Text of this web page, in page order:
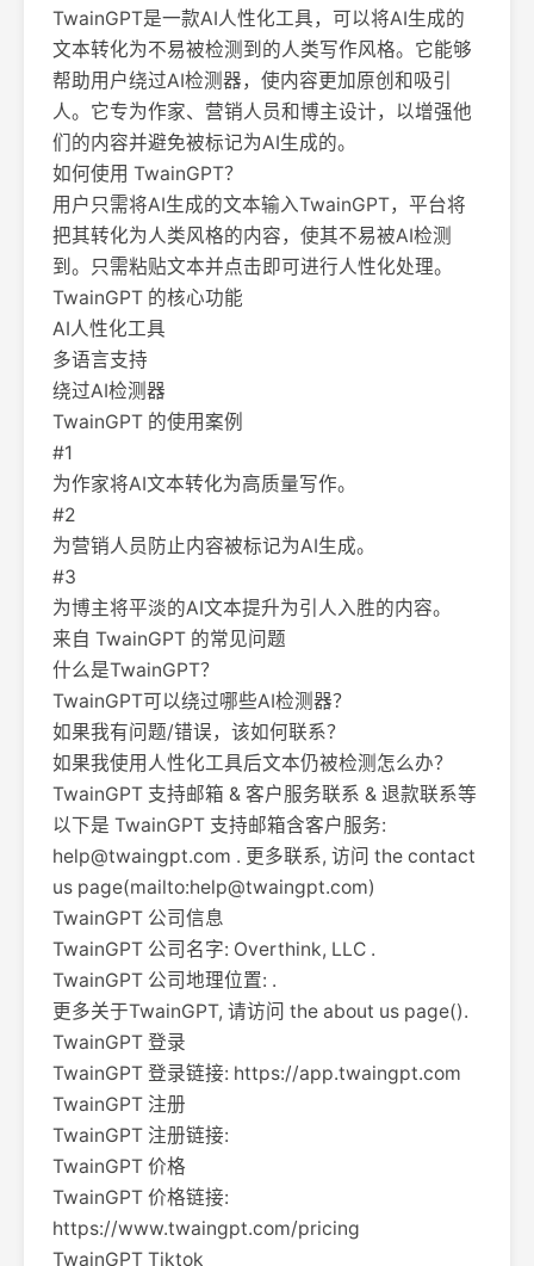
TwainGPT是一款AI人性化工具，可以将AI生成的
文本转化为不易被检测到的人类写作风格。它能够
帮助用户绕过AI检测器，使内容更加原创和吸引
人。它专为作家、营销人员和博主设计，以增强他
们的内容并避免被标记为AI生成的。
如何使用 TwainGPT？
用户只需将AI生成的文本输入TwainGPT，平台将
把其转化为人类风格的内容，使其不易被AI检测
到。只需粘贴文本并点击即可进行人性化处理。
TwainGPT 的核心功能
AI人性化工具
多语言支持
绕过AI检测器
TwainGPT 的使用案例
#1
为作家将AI文本转化为高质量写作。
#2
为营销人员防止内容被标记为AI生成。
#3
为博主将平淡的AI文本提升为引人入胜的内容。
来自 TwainGPT 的常见问题
什么是TwainGPT？
TwainGPT可以绕过哪些AI检测器？
如果我有问题/错误，该如何联系？
如果我使用人性化工具后文本仍被检测怎么办？
TwainGPT 支持邮箱 & 客户服务联系 & 退款联系等
以下是 TwainGPT 支持邮箱含客户服务:
help@twaingpt.com . 更多联系, 访问 the contact
us page(mailto:help@twaingpt.com)
TwainGPT 公司信息
TwainGPT 公司名字: Overthink, LLC .
TwainGPT 公司地理位置: .
更多关于TwainGPT, 请访问 the about us page().
TwainGPT 登录
TwainGPT 登录链接: https://app.twaingpt.com
TwainGPT 注册
TwainGPT 注册链接:
TwainGPT 价格
TwainGPT 价格链接:
https://www.twaingpt.com/pricing
TwainGPT Tiktok